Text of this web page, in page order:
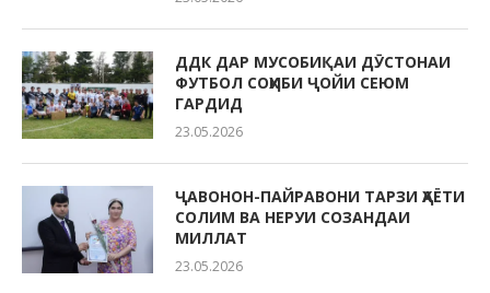
ДДК ДАР МУСОБИҚАИ ДӮСТОНАИ
ФУТБОЛ СОҲИБИ ҶОЙИ СЕЮМ
ГАРДИД
23.05.2026
ҶАВОНОН-ПАЙРАВОНИ ТАРЗИ ҲАЁТИ
СОЛИМ ВА НЕРУИ СОЗАНДАИ
МИЛЛАТ
23.05.2026